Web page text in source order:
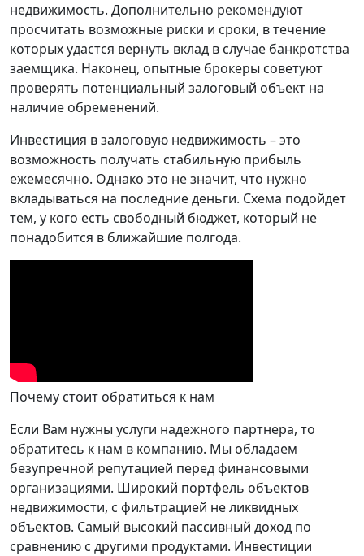
недвижимость. Дополнительно рекомендуют
просчитать возможные риски и сроки, в течение
которых удастся вернуть вклад в случае банкротства
заемщика. Наконец, опытные брокеры советуют
проверять потенциальный залоговый объект на
наличие обременений.
Инвестиция в залоговую недвижимость – это
возможность получать стабильную прибыль
ежемесячно. Однако это не значит, что нужно
вкладываться на последние деньги. Схема подойдет
тем, у кого есть свободный бюджет, который не
понадобится в ближайшие полгода.
Почему стоит обратиться к нам
Если Вам нужны услуги надежного партнера, то
обратитесь к нам в компанию. Мы обладаем
безупречной репутацией перед финансовыми
организациями. Широкий портфель объектов
недвижимости, с фильтрацией не ликвидных
объектов. Самый высокий пассивный доход по
сравнению с другими продуктами. Инвестиции